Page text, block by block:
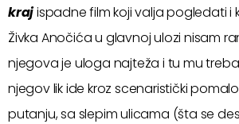
krajispadne film koji valja pogledati i
Živka Anočića u glavnoj ulozi nisam
njegova je uloga najteža i tu mu
njegov lik ide kroz scenaristički
putanju, sa slepim ulicama (šta se